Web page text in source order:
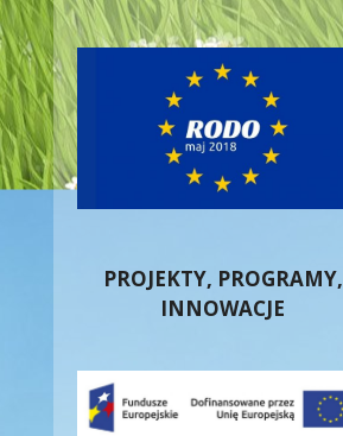
PROJEKTY, PROGRAMY,
INNOWACJE